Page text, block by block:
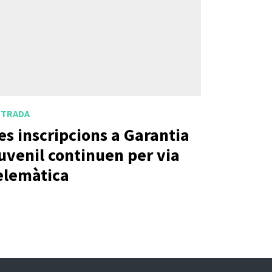
inscripcions a Garantia
continuen per via